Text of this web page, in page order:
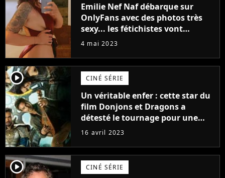
Emilie Nef Naf débarque sur
OnlyFans avec des photos très
sexy... les fétichistes vont
prendre leur pied !
4 mai 2023
player2 CINÉ SÉRIE
Un véritable enfer : cette star du
film Donjons et Dragons a
détesté le tournage pour une
raison très spéciale
16 avril 2023
player2 CINÉ SÉRIE